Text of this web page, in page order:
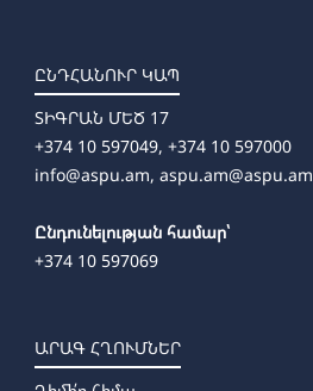
ԸՆԴՀԱՆՈՒՐ ԿԱՊ
ՏԻԳՐԱՆ ՄԵԾ 17
+374 10 597049, +374 10 597000
info@aspu.am, aspu.am@aspu.am
Ընդունելության համար՝
+374 10 597069
ԱՐԱԳ ՀՂՈՒՄՆԵՐ